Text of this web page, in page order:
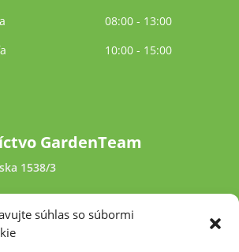
súhlas so súbormi
08:00 - 13:00
10:00 - 15:00
GardenTeam
1538/3
641 231